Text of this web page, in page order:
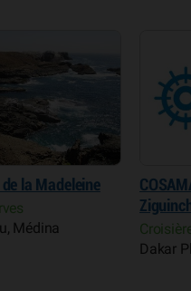
la Madeleine
Médina
Dakar